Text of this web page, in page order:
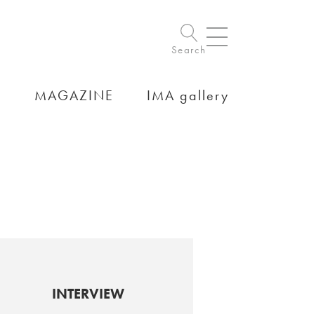
Search
MAGAZINE IMA gallery
INTERVIEW